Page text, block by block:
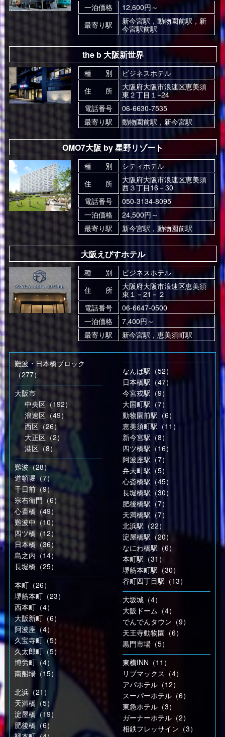
一泊価格
12,600円～
最寄り駅
新今宮駅，動物園前駅，新
今宮駅前駅
the b 大阪新世界
種 別
ビジネスホテル
住 所
大阪府大阪市浪速区恵美須
東２丁目１−24
電話番号
06-6630-7535
最寄り駅
動物園前駅，新今宮駅
OMO7大阪 by 星野リゾート
種 別
シティホテル
住 所
大阪府大阪市浪速区恵美須
西３丁目16－30
電話番号
050-3134-8095
一泊価格
24,500円～
最寄り駅
新今宮駅，動物園前駅
大阪えびすホテル
種 別
ビジネスホテル
住 所
大阪府大阪市浪速区恵美須
東１－21－２
電話番号
06-6647-0500
一泊価格
7,400円～
最寄り駅
新今宮駅，恵美須町駅
難波・日本橋ブロック
（277）
大阪市
中央区（192）
浪速区（49）
西区（26）
大正区（2）
港区（8）
難波（28）
道頓堀（7）
千日前（9）
宗右衛門（6）
心斎橋（49）
難波中（10）
四ツ橋（12）
日本橋（36）
島之内（14）
長堀橋（25）
本町（26）
堺筋本町（23）
西本町（4）
大阪新町（6）
阿波座（4）
久宝寺町（5）
久太郎町（5）
博労町（4）
南船場（15）
北浜（21）
天満橋（5）
淀屋橋（19）
肥後橋（6）
なんば駅（52）
日本橋駅（47）
今宮戎駅（9）
大国町駅（7）
動物園前駅（6）
恵美須町駅（11）
新今宮駅（8）
四ツ橋駅（16）
阿波座駅（7）
弁天町駅（5）
心斎橋駅（45）
長堀橋駅（30）
肥後橋駅（7）
天満橋駅（7）
北浜駅（22）
淀屋橋駅（20）
なにわ橋駅（6）
本町駅（31）
堺筋本町駅（30）
谷町四丁目駅（13）
大坂城（4）
大阪ドーム（4）
でんでんタウン（9）
天王寺動物園（6）
黒門市場（5）
東横INN（11）
リブマックス（4）
アパホテル（12）
スーパーホテル（6）
東急ホテル（3）
ガーナーホテル（2）
相鉄フレッサイン（3）